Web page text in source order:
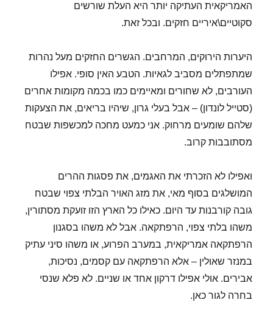
האמריקאית העתיקה יותר היא העלת שורשים
סקוטיים\איריים חזקים. ובכל זאת.
היערות הירוקים, המרחבים. הגשרים החזקים מעל נהרות
שמתפתלים מסביב לגאיות. הטבע האין סופי. אפילו
העורבים, לא שחורים ומאיימים כמו בכמה מקומות אחרים
(סטייל לונדון) – אבל בעלי גרון, שיהיו בריאים, את הצעקות
שלהם שומעים מרחוק. אני כמעט מחכה למכשפות שבטח
מסתובבות קרוב.
ואפילו לא הזכרתי את האגמים, את פסגות ההרים
המושלגים בסוף מאי, את מזג האויר הבלתי צפוי שבטח
גובה קורבנות עד היום. כאילו כל הארץ הזו זועקת מסתורין,
משהו בלתי צפוי, הרפתקאה. אבל לא משהו בסגנון
הרפתקאה אמריקאית, במערב הפרוע, או משהו סיני עתיק
במנזר שאולין – אלא הרפתקאה עם קסמים, נסיכות,
אבירים. אולי אפילו דרקון אחד או שניים. לא פלא שנסי
בחרה לגור כאן.